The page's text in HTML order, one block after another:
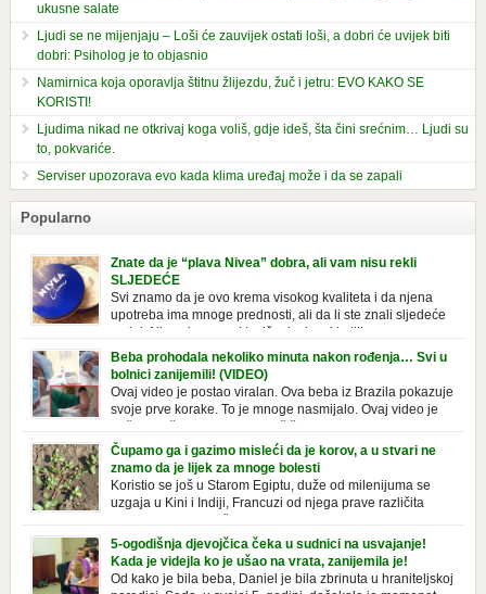
ukusne salate
Ljudi se ne mijenjaju – Loši će zauvijek ostati loši, a dobri će uvijek biti
dobri: Psiholog je to objasnio
Namirnica koja oporavlja štitnu žlijezdu, žuč i jetru: EVO KAKO SE
KORISTI!
Ljudima nikad ne otkrivaj koga voliš, gdje ideš, šta čini srećnim… Ljudi su
to, pokvariće.
Serviser upozorava evo kada klima uređaj može i da se zapali
Popularno
Znate da je “plava Nivea” dobra, ali vam nisu rekli
SLJEDEĆE
Svi znamo da je ovo krema visokog kvaliteta i da njena
upotreba ima mnoge prednosti, ali da li ste znali sljedeće
o njoj. Nivea krema u klasičnoj, plavoj kutiji,
prepoznatljivog mirisa i jednostavne formule, jeste nezamenljiv inventar
u kupatilima i muškaraca i žena. Mnogi ljudi se ne odvajaju od nje, pa je
čak nose sa […]
Beba prohodala nekoliko minuta nakon rođenja… Svi u
bolnici zanijemili! (VIDEO)
Ovaj video je postao viralan. Ova beba iz Brazila pokazuje
svoje prve korake. To je mnoge nasmijalo. Ovaj video je
baš neobičan. Ne viđamo baš često ovakve korake kod
novorođenih beba. Video je snimila babica, pregledalo ga je preko 80
miliona ljudi. Ove babice su ostale u čudu nakon što su vidjeli kako
beba želi […]
Čupamo ga i gazimo misleći da je korov, a u stvari ne
znamo da je lijek za mnoge bolesti
Koristio se još u Starom Egiptu, duže od milenijuma se
uzgaja u Kini i Indiji, Francuzi od njega prave različita
tradicionalna jela i čorbe… Jedino mi gazimo po njemu,
čupamo ga i bacamo kao korov! Tušt je jednogodišnji, ali vrlo uporan
“korov” koji, ka­da nam se jednom nastani u bašti ili dvorištu, teško ga se
5-ogodišnja djevojčica čeka u sudnici na usvajanje!
Kada je videjla ko je ušao na vrata, zanijemila je!
Od kako je bila beba, Daniel je bila zbrinuta u hraniteljskoj